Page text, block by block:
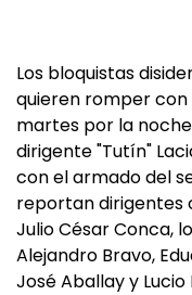
Los bloquistas
quieren romper con
martes por la
dirigente "Tutín"
con el armado del
reportan dirigentes
Julio César Conca,
Alejandro Bravo,
José Aballay y